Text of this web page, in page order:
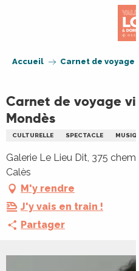
Accueil Carnet de voyage
Carnet de voyage
Mondès
CULTURELLE SPECTACLE
Galerie Le Lieu Dit, 375
Calès
M'y rendre
J'y vais en train !
Partager